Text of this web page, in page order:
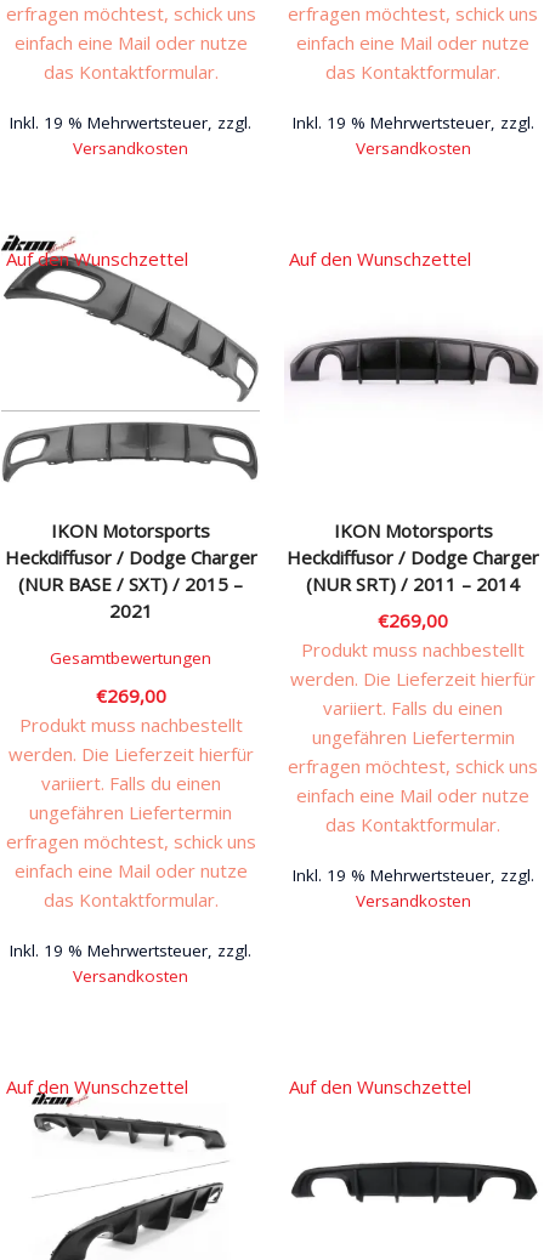
erfragen möchtest, schick uns
einfach eine Mail oder nutze
das Kontaktformular.
Inkl. 19 % Mehrwertsteuer, zzgl.
Versandkosten
erfragen möchtest, schick uns
einfach eine Mail oder nutze
das Kontaktformular.
Inkl. 19 % Mehrwertsteuer, zzgl.
Versandkosten
IKON Motorsports
Heckdiffusor / Dodge Charger
(NUR BASE / SXT) / 2015 –
2021
Gesamtbewertungen
€269,00
Produkt muss nachbestellt
werden. Die Lieferzeit hierfür
variiert. Falls du einen
ungefähren Liefertermin
erfragen möchtest, schick uns
einfach eine Mail oder nutze
das Kontaktformular.
Inkl. 19 % Mehrwertsteuer, zzgl.
Versandkosten
Auf den Wunschzettel
IKON Motorsports
Heckdiffusor / Dodge Charger
(NUR SRT) / 2011 – 2014
€269,00
Produkt muss nachbestellt
werden. Die Lieferzeit hierfür
variiert. Falls du einen
ungefähren Liefertermin
erfragen möchtest, schick uns
einfach eine Mail oder nutze
das Kontaktformular.
Inkl. 19 % Mehrwertsteuer, zzgl.
Versandkosten
Auf den Wunschzettel
Auf den Wunschzettel Auf den Wunschzettel